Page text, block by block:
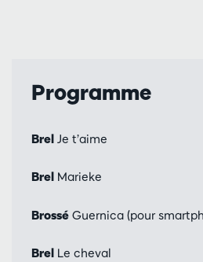
Programme
Brel Je t’aime
Brel Marieke
Brossé Guernica (pour
Brel Le cheval